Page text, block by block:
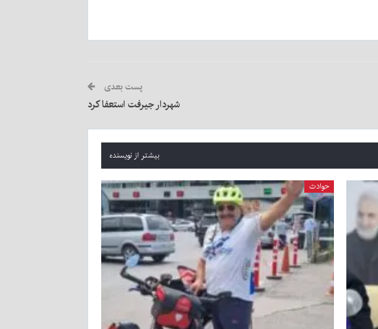
پست بعدی
شهردار جیرفت استعفا کرد
بیشتر از نویسنده
حوادث